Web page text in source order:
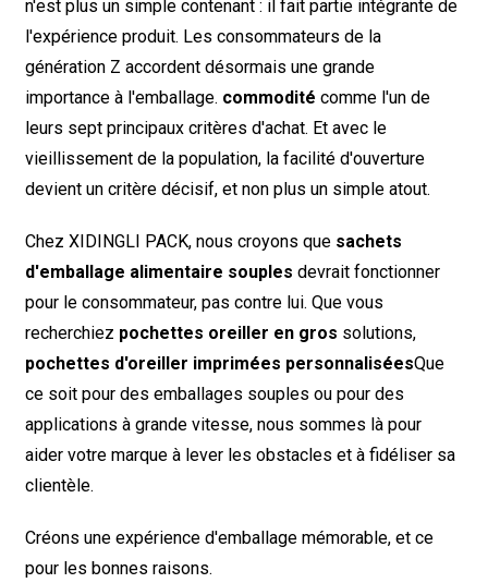
n'est plus un simple contenant : il fait partie intégrante de
l'expérience produit. Les consommateurs de la
génération Z accordent désormais une grande
importance à l'emballage. commodité comme l'un de
leurs sept principaux critères d'achat. Et avec le
vieillissement de la population, la facilité d'ouverture
devient un critère décisif, et non plus un simple atout.
Chez XIDINGLI PACK, nous croyons que sachets
d'emballage alimentaire souples devrait fonctionner
pourle consommateur, pas contre lui. Que vous
recherchiez pochettes oreiller en gros solutions,
pochettes d'oreiller imprimées personnaliséesQue
ce soit pour des emballages souples ou pour des
applications à grande vitesse, nous sommes là pour
aider votre marque à lever les obstacles et à fidéliser sa
clientèle.
Créons une expérience d'emballage mémorable, et ce
pour les bonnes raisons.